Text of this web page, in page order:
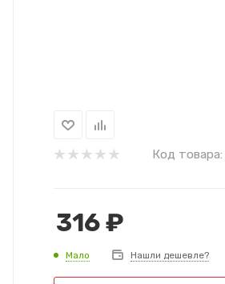
Код товара:
316₽
Мало Нашли дешевле?